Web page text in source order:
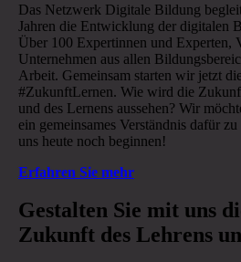
Das Netzwerk Digitale Bildung
Jahren die Entwicklung der digitalen
Über 100 Expertinnen und Experten,
Unternehmen aus allen
Arbeit. Gemeinsam starten wir jetzt
#ZukunftLernen. Wie wird die
und des Lernens aussehen? Wir
ein gemeinsames Verständnis dafür
uns heute noch beginnen!
Erfahren Sie mehr
Gestalten Sie mit uns
Zukunft des Lehrens